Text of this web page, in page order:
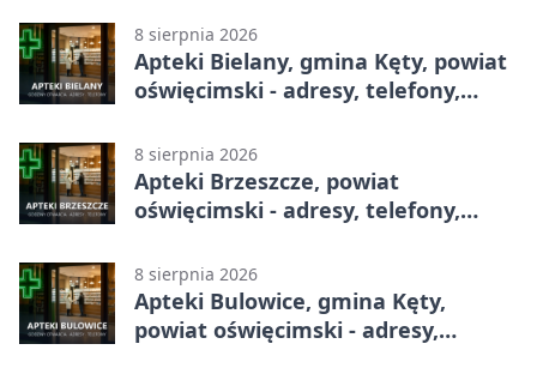
8 sierpnia 2026
Apteki Bielany, gmina Kęty, powiat
oświęcimski - adresy, telefony,
8 sierpnia 2026
Apteki Brzeszcze, powiat
oświęcimski - adresy, telefony,
8 sierpnia 2026
Apteki Bulowice, gmina Kęty,
powiat oświęcimski - adresy,